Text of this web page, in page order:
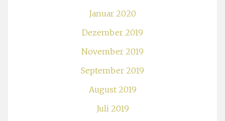
Januar 2020
Dezember 2019
November 2019
September 2019
August 2019
Juli 2019